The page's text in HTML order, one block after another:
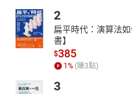
2
扁平時代：演算法
書】
$385
1% (賺3點)
3